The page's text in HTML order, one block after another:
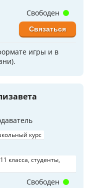
игры и в
Свободен
Связаться
курс
класса, студенты,
Свободен